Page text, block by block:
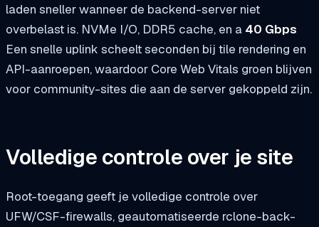
laden sneller wanneer de backend-server niet
overbelast is. NVMe I/O, DDR5 cache, en a 40 Gbps
Een snelle uplink scheelt seconden bij tile rendering en
API-aanroepen, waardoor Core Web Vitals groen blijven
voor community-sites die aan de server gekoppeld zijn.
Volledige controle over je site
Root-toegang geeft je volledige controle over
UFW/CSF-firewalls, geautomatiseerde rclone-back-